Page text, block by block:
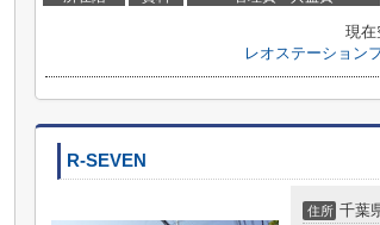
現在
レオステーション
R-SEVEN
住所 千葉